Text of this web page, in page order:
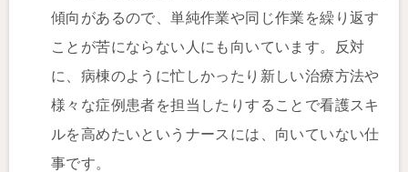
傾向があるので、単純作業や同じ作業を繰り返す
ことが苦にならない人にも向いています。反対
に、病棟のように忙しかったり新しい治療方法や
様々な症例患者を担当したりすることで看護スキ
ルを高めたいというナースには、向いていない仕
事です。